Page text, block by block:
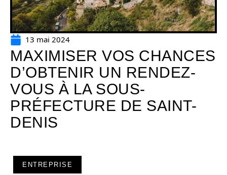
13 mai 2024
MAXIMISER VOS CHANCES
D’OBTENIR UN RENDEZ-
VOUS À LA SOUS-
PRÉFECTURE DE SAINT-
DENIS
ENTREPRISE